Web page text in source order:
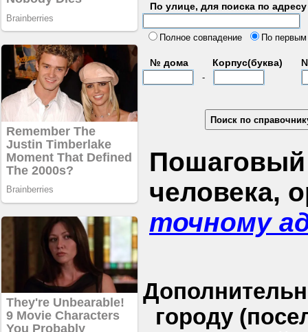
По улице, для поиска по адресу
Полное совпадение
По
№ дома Корпус(буква)
-
Пошаговый
человека,
точному
городу